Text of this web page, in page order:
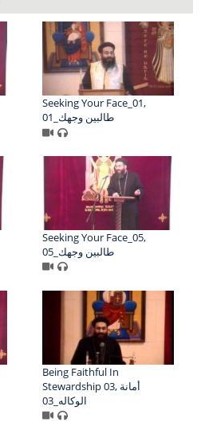
Seeking Your Face_01,
01_طالبين وجهك
Seeking Your Face_05,
05_طالبين وجهك
Being Faithful In
Stewardship 03, أمانة
الوكاله_03